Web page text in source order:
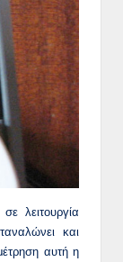
λειτουργία
και
αυτή η